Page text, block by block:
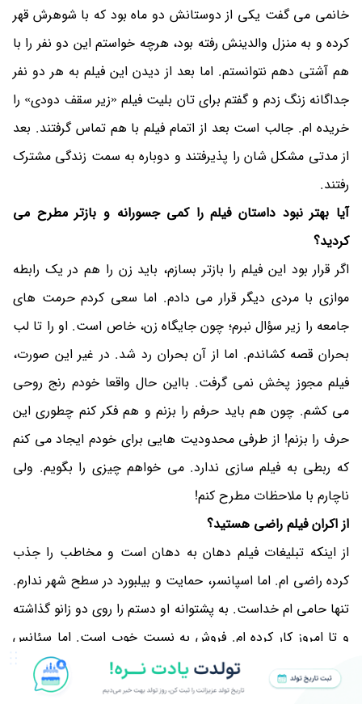
خانمی می گفت یکی از دوستانش دو ماه بود که با شوهرش قهر
کرده و به منزل والدینش رفته بود، هرچه خواستم این دو نفر را با
هم آشتی دهم نتوانستم. اما بعد از دیدن این فیلم به هر دو نفر
جداگانه زنگ زدم و گفتم برای تان بلیت فیلم «زیر سقف دودی» را
خریده ام. جالب است بعد از اتمام فیلم با هم تماس گرفتند. بعد
از مدتی مشکل شان را پذیرفتند و دوباره به سمت زندگی مشترک
رفتند.
آیا بهتر نبود داستان فیلم را کمی جسورانه و بازتر مطرح می
کردید؟
اگر قرار بود این فیلم را بازتر بسازم، باید زن را هم در یک رابطه
موازی با مردی دیگر قرار می دادم. اما سعی کردم حرمت های
جامعه را زیر سؤال نبرم؛ چون جایگاه زن، خاص است. او را تا لب
بحران قصه کشاندم. اما از آن بحران رد شد. در غیر این صورت،
فیلم مجوز پخش نمی گرفت. بااین حال واقعا خودم رنج روحی
می کشم. چون هم باید حرفم را بزنم و هم فکر کنم چطوری این
حرف را بزنم! از طرفی محدودیت هایی برای خودم ایجاد می کنم
که ربطی به فیلم سازی ندارد. می خواهم چیزی را بگویم. ولی
ناچارم با ملاحظات مطرح کنم!
از اکران فیلم راضی هستید؟
از اینکه تبلیغات فیلم دهان به دهان است و مخاطب را جذب
کرده راضی ام. اما اسپانسر، حمایت و بیلبورد در سطح شهر ندارم.
تنها حامی ام خداست. به پشتوانه او دستم را روی دو زانو گذاشته
و تا امروز کار کرده ام. فروش به نسبت خوب است. اما سئانس
های زیادی در سینماها ندارم. چون فیلم های کمدی روی اکران
است و سئانس های فیلم های ما گرفته می شود.